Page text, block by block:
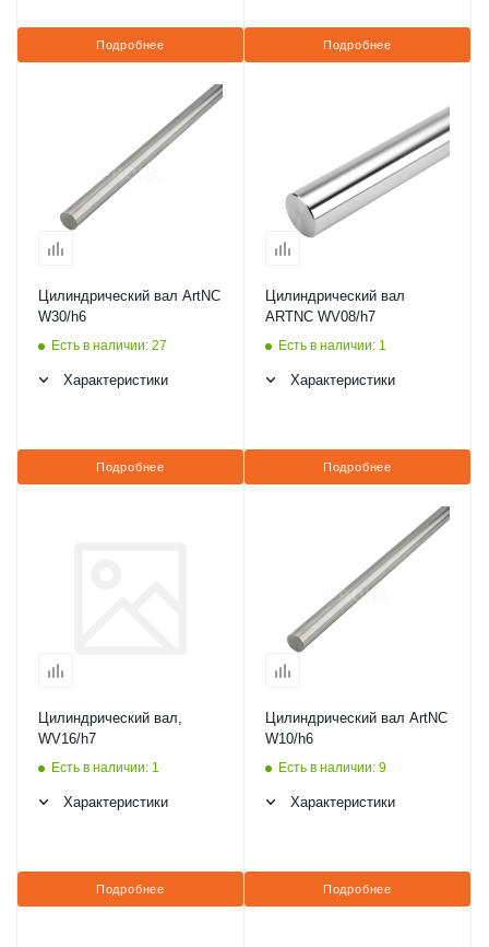
Подробнее Подробнее
Цилиндрический вал ArtNC
W30/h6
Есть в наличии: 27
Характеристики
Подробнее
Цилиндрический вал
ARTNC WV08/h7
Есть в наличии: 1
Характеристики
Подробнее
Цилиндрический вал,
WV16/h7
Есть в наличии: 1
Характеристики
Подробнее
Цилиндрический вал ArtNC
W10/h6
Есть в наличии: 9
Характеристики
Подробнее